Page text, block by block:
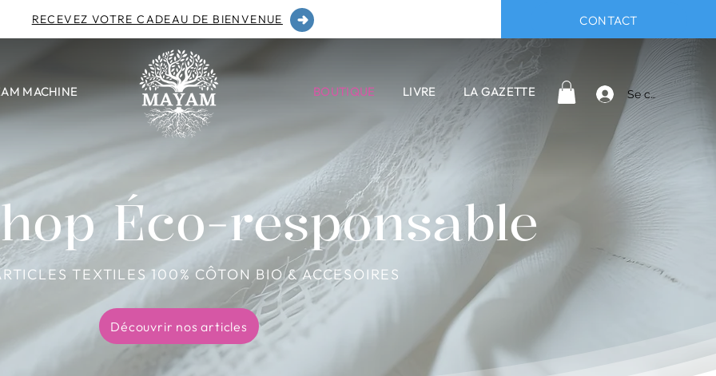
RECEVEZ VOTRE CADEAU DE BIENVENUE CONTACT
MACHINE BOUTIQUE LIVRE LA GAZETTE Se connecter
Éco-responsable
TEXTILES 100% CÔTON BIO & ACCESOIRES
Découvrir nos articles